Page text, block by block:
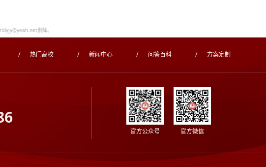
删除。
/ 热门高校 / 新闻中心 / 问答百科 / 方案定制
官方公众号 官方微信